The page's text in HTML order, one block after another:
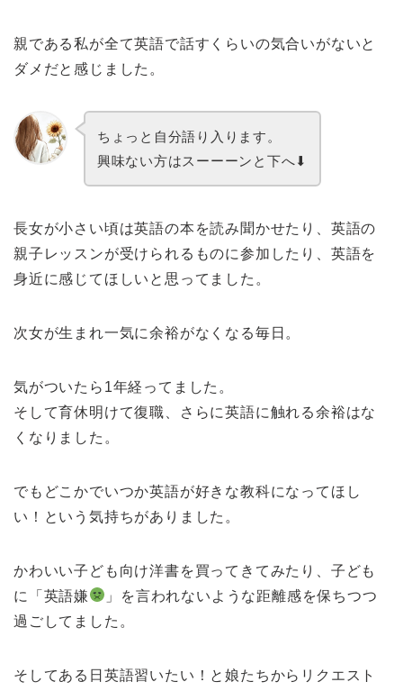
親である私が全て英語で話すくらいの気合いがないと
ダメだと感じました。
ちょっと自分語り入ります。
興味ない方はスーーーンと下へ⬇︎
長女が小さい頃は英語の本を読み聞かせたり、英語の
親子レッスンが受けられるものに参加したり、英語を
身近に感じてほしいと思ってました。
次女が生まれ一気に余裕がなくなる毎日。
気がついたら1年経ってました。
そして育休明けて復職、さらに英語に触れる余裕はな
くなりました。
でもどこかでいつか英語が好きな教科になってほし
い！という気持ちがありました。
かわいい子ども向け洋書を買ってきてみたり、子ども
に「英語嫌
」を言われないような距離感を保ちつつ
過ごしてました。
そしてある日英語習いたい！と娘たちからリクエスト